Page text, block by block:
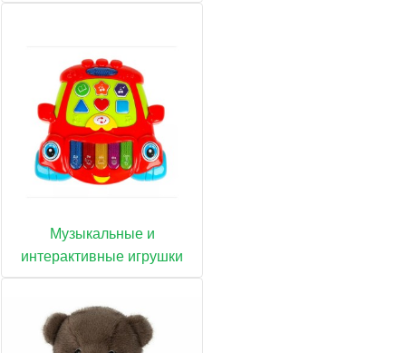
Музыкальные и
интерактивные игрушки